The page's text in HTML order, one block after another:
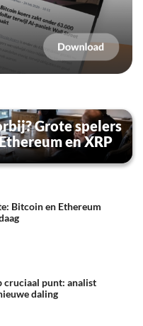
Grote spelers
en XRP
Bitcoin en Ethereum
cruciaal punt: analist
daling